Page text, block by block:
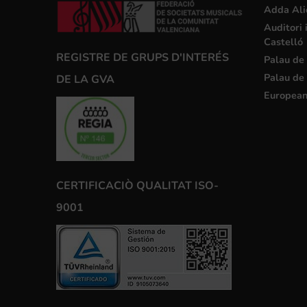
REGISTRE DE GRUPS D'INTERÉS
DE LA GVA
CERTIFICACIÒ QUALITAT ISO-
9001
Adda
Auditori
Castelló
Palau
Palau